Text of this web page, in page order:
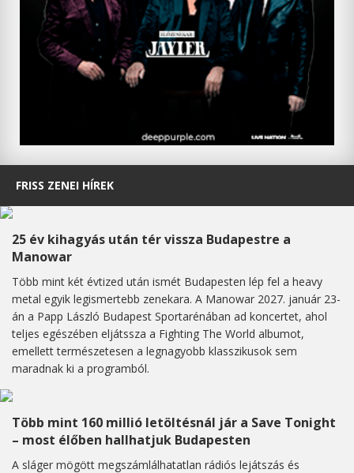
FRISS ZENEI HÍREK
25 év kihagyás után tér vissza Budapestre a
Manowar
Több mint két évtized után ismét Budapesten lép fel a heavy
metal egyik legismertebb zenekara. A Manowar 2027. január 23-
án a Papp László Budapest Sportarénában ad koncertet, ahol
teljes egészében eljátssza a Fighting The World albumot,
emellett természetesen a legnagyobb klasszikusok sem
maradnak ki a programból.
Több mint 160 millió letöltésnál jár a Save Tonight
– most élőben hallhatjuk Budapesten
A sláger mögött megszámlálhatatlan rádiós lejátszás és